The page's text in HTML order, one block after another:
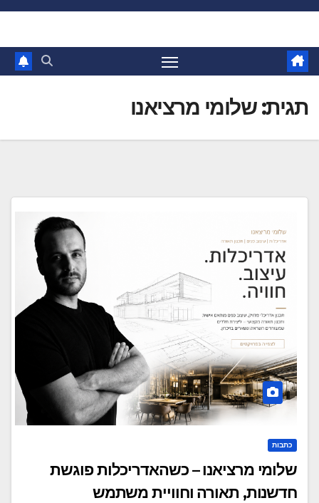
Skip
content
תגית:שלומי מרציאנו
כתבות
שלומי מרציאנו – כשהאדריכלות פוגשת
חדשנות, תאורה וחוויית משתמש